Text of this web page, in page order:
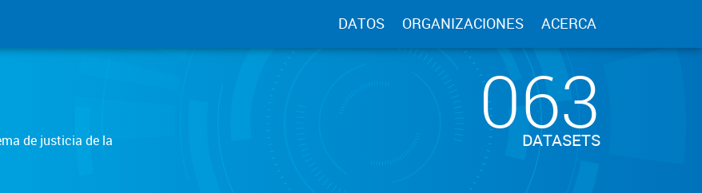
DATOS ORGANIZACIONES ACERCA
de justicia de la
063
DATASETS